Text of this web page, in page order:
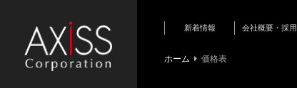
新着情報 会社概要・採用
ホーム 価格表